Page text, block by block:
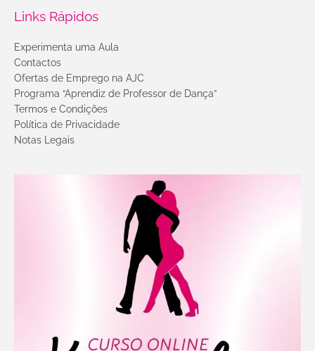
Links Rápidos
Experimenta uma Aula
Contactos
Ofertas de Emprego na AJC
Programa “Aprendiz de Professor de Dança”
Termos e Condições
Política de Privacidade
Notas Legais